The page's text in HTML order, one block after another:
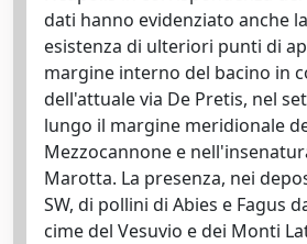
dati hanno evidenziato anche
esistenza di ulteriori punti di
margine interno del bacino in
dell'attuale via De Pretis, nel
lungo il margine meridionale
Mezzocannone e
Marotta. La presenza, nei
SW, di pollini di Abies e Fagus
cime del Vesuvio e dei Monti